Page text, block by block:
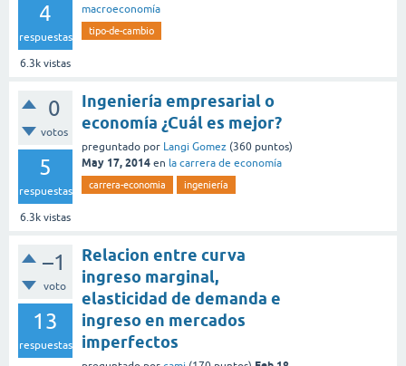
4
respuestas
6.3k vistas
macroeconomía
tipo-de-cambio
0
votos
5
respuestas
6.3k vistas
Ingeniería empresarial o
economía ¿Cuál es mejor?
preguntado por Langi Gomez (360 puntos)
May 17, 2014 en la carrera de economía
carrera-economia ingeniería
–1
voto
13
respuestas
Relacion entre curva
ingreso marginal,
elasticidad de demanda e
ingreso en mercados
imperfectos